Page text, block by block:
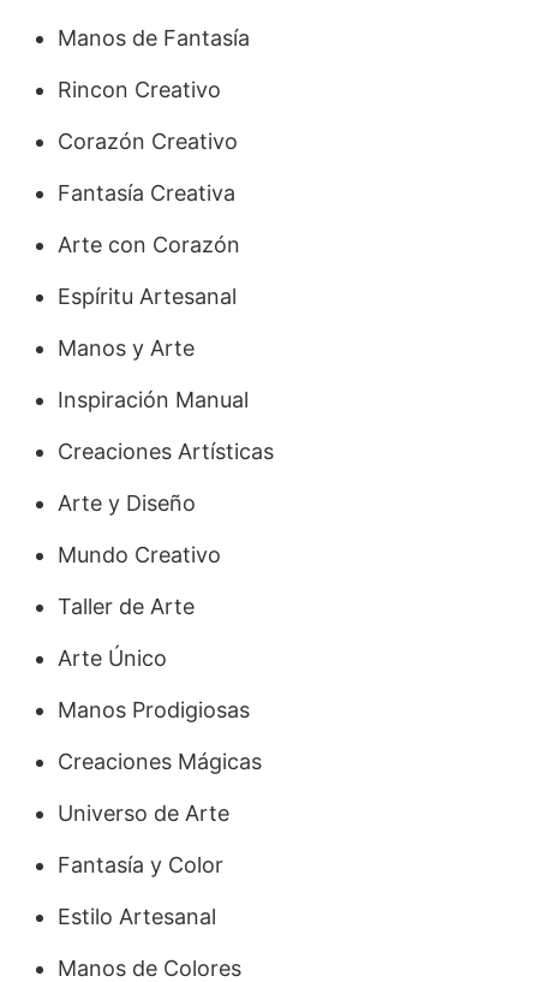
Manos de Fantasía
Rincon Creativo
Corazón Creativo
Fantasía Creativa
Arte con Corazón
Espíritu Artesanal
Manos y Arte
Inspiración Manual
Creaciones Artísticas
Arte y Diseño
Mundo Creativo
Taller de Arte
Arte Único
Manos Prodigiosas
Creaciones Mágicas
Universo de Arte
Fantasía y Color
Estilo Artesanal
Manos de Colores